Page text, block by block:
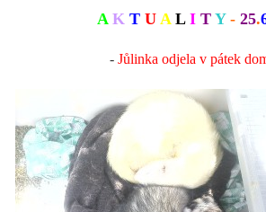
AK T U A L I T Y- 25.
- Jůlinka odjela v pátek